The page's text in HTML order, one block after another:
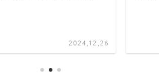
2024,12,26